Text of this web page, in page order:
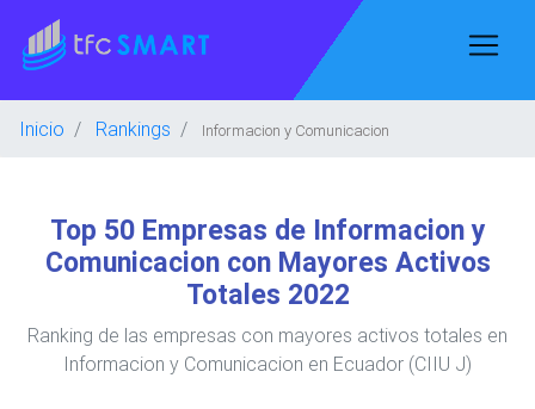
Inicio Rankings Informacion y Comunicacion
Top 50 Empresas de Informacion y
Comunicacion con Mayores Activos
Totales 2022
Ranking de las empresas con mayores activos totales en
Informacion y Comunicacion en Ecuador (CIIU J)